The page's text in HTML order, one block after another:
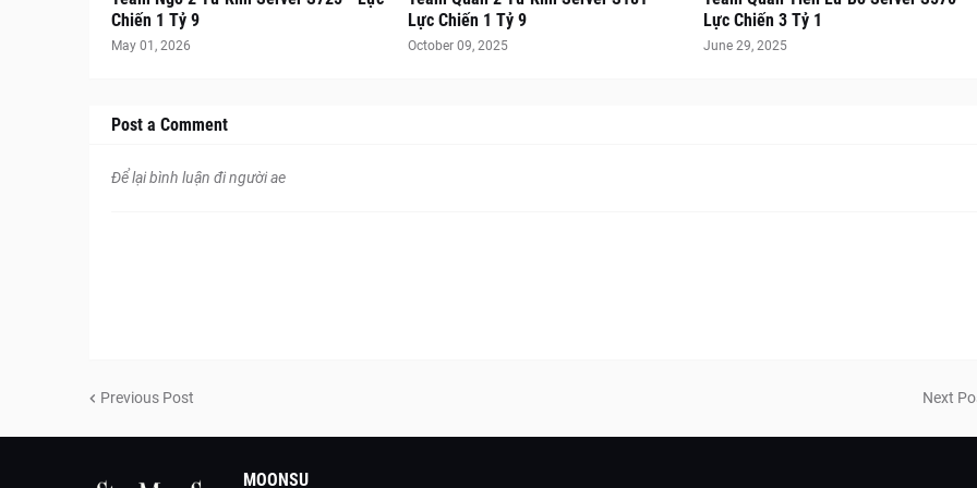
Chiến 1 Tỷ 9
May 01, 2026
Lực Chiến 1 Tỷ 9
October 09, 2025
Lực Chiến 3 Tỷ 1
June 29, 2025
Post a Comment
Để lại bình luận đi người ae
Previous Post Next
MOONSU